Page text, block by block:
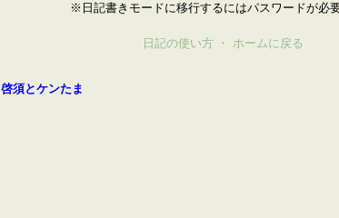
※日記書きモードに移行するにはパスワードが必要
日記の使い方 ・ ホームに戻る
啓須とケンたま